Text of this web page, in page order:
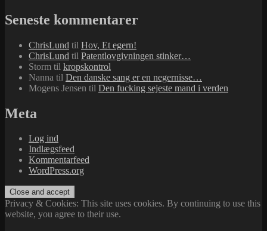
Seneste kommentarer
ChrisLund til Hov, Et egern!
ChrisLund til Patentlovgivningen stinker…
Storm til kropskontrol
Nanna til Den danske sang er en negernisse…
Mogens Jensen til Den fucking sejeste mand i verden
Meta
Log ind
Indlægsfeed
Kommentarfeed
WordPress.org
Privacy & Cookies: This site uses cookies. By continuing to use this
website, you agree to their use.